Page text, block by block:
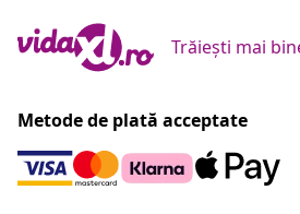
Trăiești mai
Metode de plată acceptate